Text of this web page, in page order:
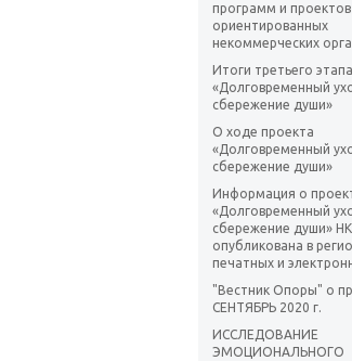
программ и
ориентированных
некоммерческих
Итоги третьего
«Долговременный
сбережение души»
О ходе проекта
«Долговременный
сбережение души»
Информация о
«Долговременный
сбережение души»
опубликована в
печатных и
"Вестник Опоры" о
СЕНТЯБРЬ 2020 г.
ИССЛЕДОВАНИЕ
ЭМОЦИОНАЛЬНОГО